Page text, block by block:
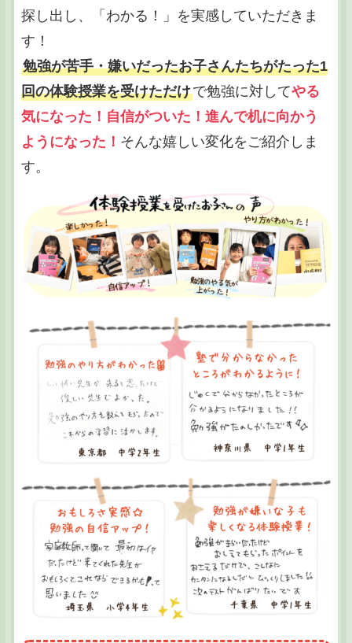
探し出し、「わかる！」を実感していただきま
す！
勉強が苦手・嫌いだったお子さんたちがたった1
回の体験授業を受けただけで勉強に対してやる
気になった！自信がついた！進んで机に向かう
ようになった！ そんな嬉しい変化をご紹介しま
す。